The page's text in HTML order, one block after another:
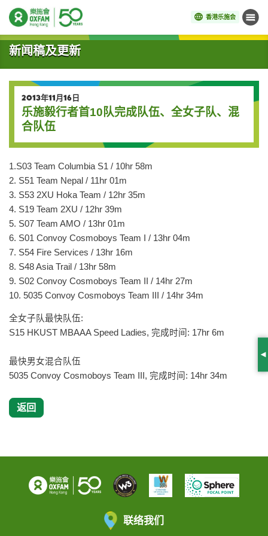
香港乐施会 菜单
开始主要内容
新闻稿及更新
2013年11月16日
乐施毅行者首10队完成队伍、全女子队、混
合队伍
1.S03 Team Columbia S1 / 10hr 58m
2. S51 Team Nepal / 11hr 01m
3. S53 2XU Hoka Team / 12hr 35m
4. S19 Team 2XU / 12hr 39m
5. S07 Team AMO / 13hr 01m
6. S01 Convoy Cosmoboys Team I / 13hr 04m
7. S54 Fire Services / 13hr 16m
8. S48 Asia Trail / 13hr 58m
9. S02 Convoy Cosmoboys Team II / 14hr 27m
10. 5035 Convoy Cosmoboys Team III / 14hr 34m
全女子队最快队伍:
S15 HKUST MBAAA Speed Ladies, 完成时间: 17hr 6m
最快男女混合队伍
5035 Convoy Cosmoboys Team III, 完成时间: 14hr 34m
返回
联络我们